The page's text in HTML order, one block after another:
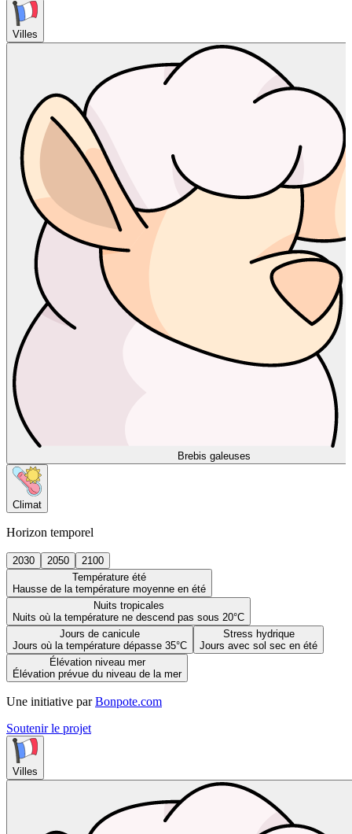
Villes
Brebis galeuses
Climat
Horizon temporel
2030 2050
2100
Température été
Hausse de la température moyenne en été
Nuits tropicales
Nuits où la température ne descend pas sous 20°C
Jours de canicule
Jours où la température dépasse 35°C
Stress hydrique
Jours avec sol sec en été
Élévation niveau mer
Élévation prévue du niveau de la mer
Une initiative par Bonpote.com
Soutenir le projet
Villes